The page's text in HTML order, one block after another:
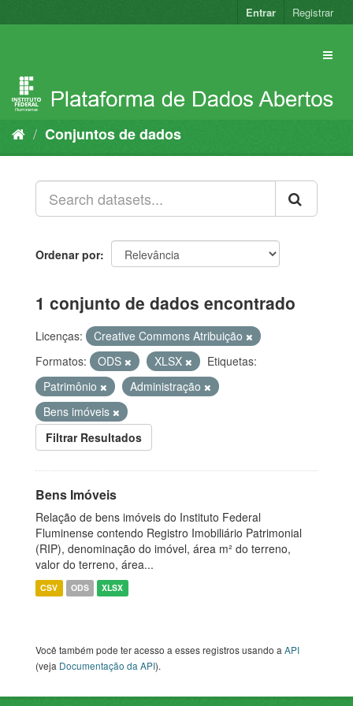
para
Entrar Registrar
Conjuntos de dados
Ordenar por
1 conjunto de dados encontrado
Licenças:
Creative Commons Atribuição
Formatos:
ODS XLSX
Etiquetas:
Patrimônio
Administração
Bens imóveis
Filtrar Resultados
Bens Imóveis
Relação de bens imóveis do Instituto Federal
Fluminense contendo Registro Imobiliário Patrimonial
(RIP), denominação do imóvel, área m² do terreno,
valor do terreno, área...
CSV ODS XLSX
Você também pode ter acesso a esses registros usando aAPI
(veja Documentação da API).